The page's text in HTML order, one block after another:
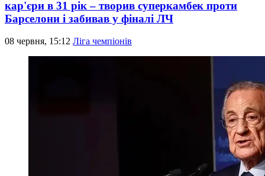
кар'єри в 31 рік – творив суперкамбек проти
Барселони і забивав у фіналі ЛЧ
08 червня, 15:12 Ліга чемпіонів